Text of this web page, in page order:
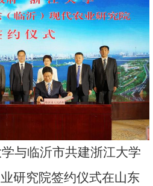
与临沂市共建浙江大学
研究院签约仪式在山东